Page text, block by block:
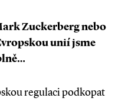
Zuckerberg nebo
unií jsme
regulaci podkopat